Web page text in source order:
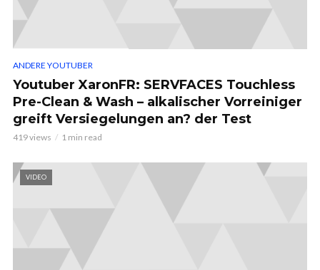
ANDERE YOUTUBER
Youtuber XaronFR: SERVFACES Touchless
Pre-Clean & Wash – alkalischer Vorreiniger
greift Versiegelungen an? der Test
419 views 1 min read
VIDEO